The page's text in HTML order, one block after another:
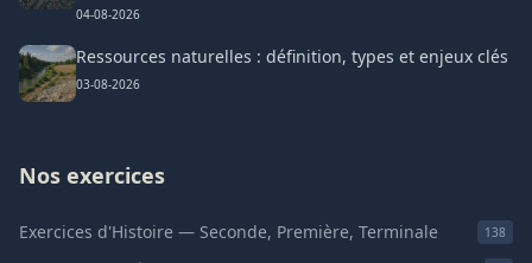
04-08-2026
Ressources naturelles : définition, types et enjeux clés
03-08-2026
Nos exercices
Exercices d'Histoire — Seconde, Première, Terminale 138